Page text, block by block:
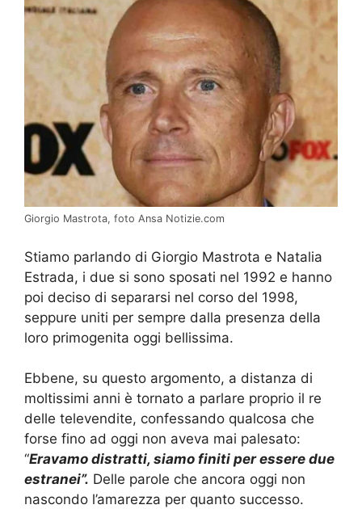
Giorgio Mastrota, foto Ansa Notizie.com
Stiamo parlando di Giorgio Mastrota e Natalia
Estrada, i due si sono sposati nel 1992 e hanno
poi deciso di separarsi nel corso del 1998,
seppure uniti per sempre dalla presenza della
loro primogenita oggi bellissima.
Ebbene, su questo argomento, a distanza di
moltissimi anni è tornato a parlare proprio il re
delle televendite, confessando qualcosa che
forse fino ad oggi non aveva mai palesato:
“Eravamo distratti, siamo finiti per essere due
estranei”. Delle parole che ancora oggi non
nascondo l’amarezza per quanto successo.